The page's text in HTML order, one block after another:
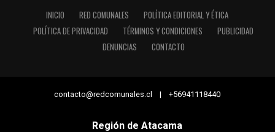
INICIO RED COMUNALES
POLÍTICA EDITORIAL Y ÉTICA
POLÍTICA DE PRIVACIDAD
TÉRMINOS Y CONDICIONES
PUBLICIDAD
DENUNCIAS
CONTACTO
contacto@redcomunales.cl | +56941118440
Región de Atacama